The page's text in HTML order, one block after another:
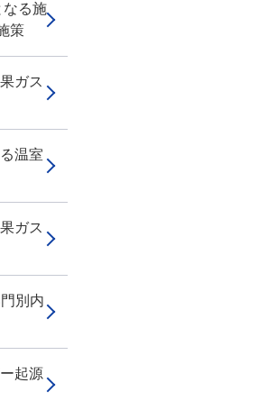
る施
策
ガス
温室
ガス
別内
起源